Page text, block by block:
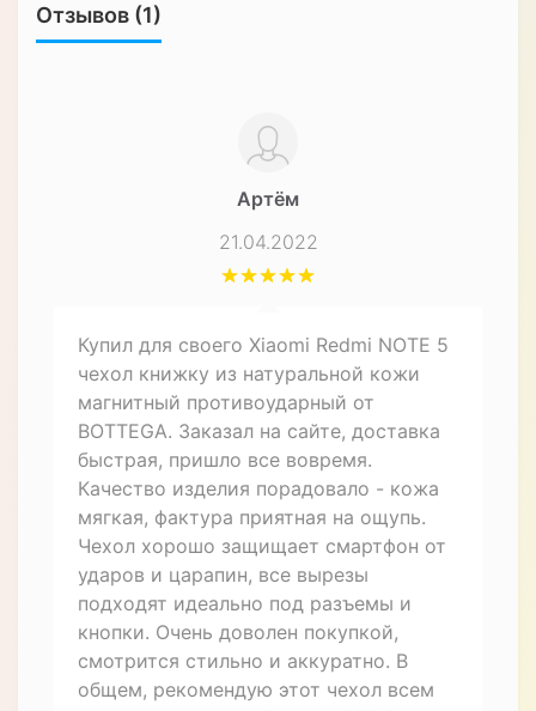
Отзывов (1)
Артём
21.04.2022
Купил для своего Xiaomi Redmi NOTE 5
чехол книжку из натуральной кожи
магнитный противоударный от
BOTTEGA. Заказал на сайте, доставка
быстрая, пришло все вовремя.
Качество изделия порадовало - кожа
мягкая, фактура приятная на ощупь.
Чехол хорошо защищает смартфон от
ударов и царапин, все вырезы
подходят идеально под разъемы и
кнопки. Очень доволен покупкой,
смотрится стильно и аккуратно. В
общем, рекомендую этот чехол всем